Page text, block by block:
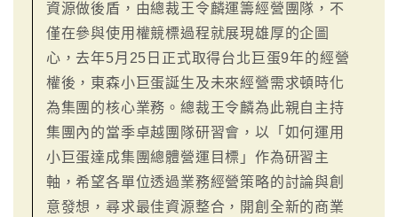
資源做後盾，由總裁王令麟運籌經營團隊，不
僅在參與使用權競標過程就展現雄厚的企圖
心，去年5月25日正式取得台北巨蛋9年的經營
權後，東森小巨蛋誕生及未來經營需求頓時化
為集團的核心業務。總裁王令麟為此親自主持
集團內的當季卓越團隊研習會，以「如何運用
小巨蛋達成集團總體營運目標」作為研習主
軸，希望各單位透過業務經營策略的討論與創
意發想，尋求最佳資源整合，開創全新的商業